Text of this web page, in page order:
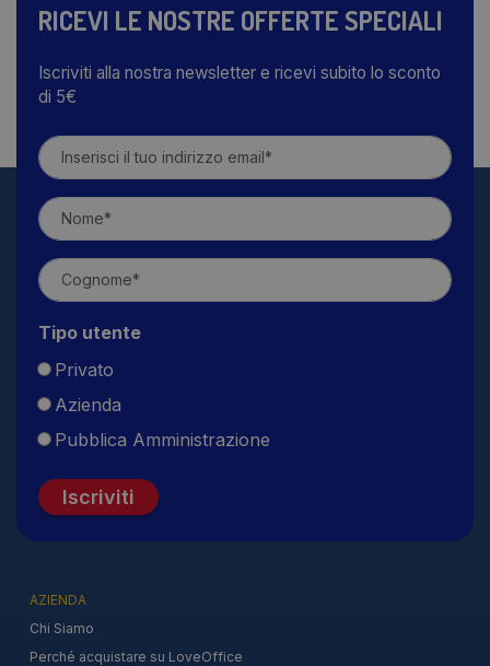
RICEVI LE NOSTRE OFFERTE SPECIALI
Iscriviti alla nostra newsletter e ricevi subito lo sconto
di 5€
Tipo utente
Privato
Azienda
Pubblica Amministrazione
Iscriviti
AZIENDA
Chi Siamo
Perché acquistare su LoveOffice